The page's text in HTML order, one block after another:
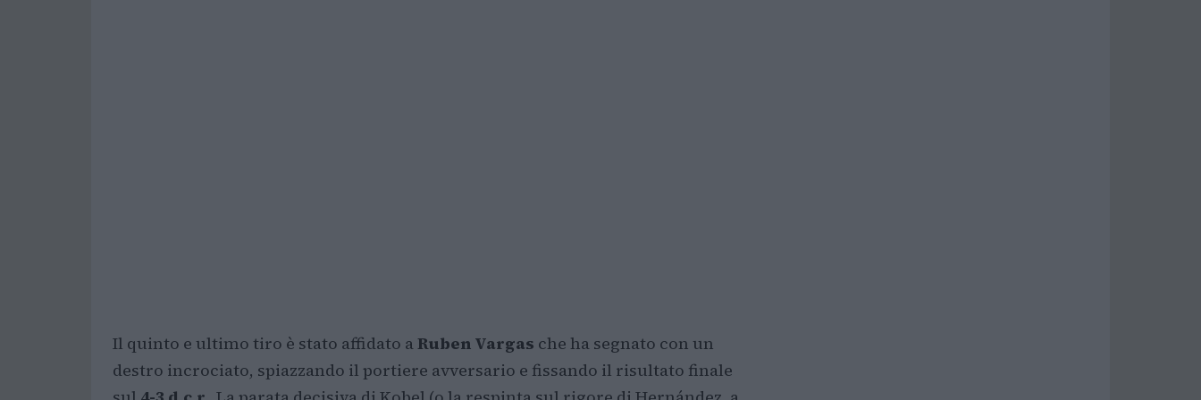
Il quinto e ultimo tiro è stato affidato aRuben Vargas che ha segnato con un
destro incrociato, spiazzando il portiere avversario e fissando il risultato finale